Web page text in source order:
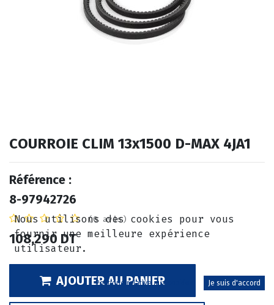
COURROIE CLIM 13x1500 D-MAX 4JA1
Référence :
8-97942726
(0 avis)
108,290 DT
AJOUTER AU PANIER
Nous utilisons des cookies pour vous
fournir une meilleure expérience
utilisateur.
Politique relative aux cookies Je suis d'accord